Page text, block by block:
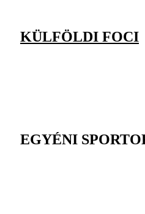
KÜLFÖLDI FOCI
EGYÉNI